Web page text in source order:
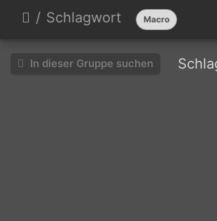
Schlagwort Macro
In dieser Gruppe suchen